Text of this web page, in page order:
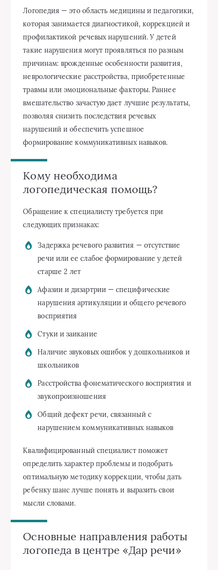
Логопедия — это область медицины и педагогики,
которая занимается диагностикой, коррекцией и
профилактикой речевых нарушений. У детей
такие нарушения могут проявляться по разным
причинам: врожденные особенности развития,
неврологические расстройства, приобретенные
травмы или эмоциональные факторы. Раннее
вмешательство зачастую дает лучшие результаты,
позволяя снизить последствия речевых
нарушений и обеспечить успешное
формирование коммуникативных навыков.
Кому необходима
логопедическая помощь?
Обращение к специалисту требуется при
следующих признаках:
Задержка речевого развития — отсутствие
речи или ее слабое формирование у детей
старше 2 лет
Афазии и дизартрии — специфические
нарушения артикуляции и общего речевого
восприятия
Стуки и заикание
Наличие звуковых ошибок у дошкольников и
школьников
Расстройства фонематического восприятия и
звукопроизношения
Общий дефект речи, связанный с
нарушением коммуникативных навыков
Квалифицированный специалист поможет
определить характер проблемы и подобрать
оптимальную методику коррекции, чтобы дать
ребенку шанс лучше понять и выразить свои
мысли словами.
Основные направления работы
логопеда в центре «Дар речи»